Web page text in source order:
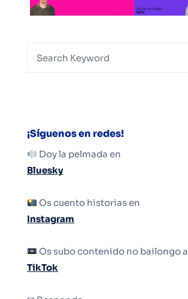
¡Síguenos en redes!
Doy la pelmada en
Bluesky
Os cuento historias en
Instagram
Os subo contenido no bailongo a
TikTok